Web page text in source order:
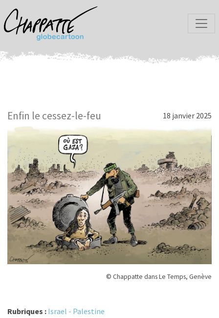
Enfin le cessez-le-feu 18 janvier 2025
© Chappatte dans Le Temps, Genève
Rubriques : Israel - Palestine